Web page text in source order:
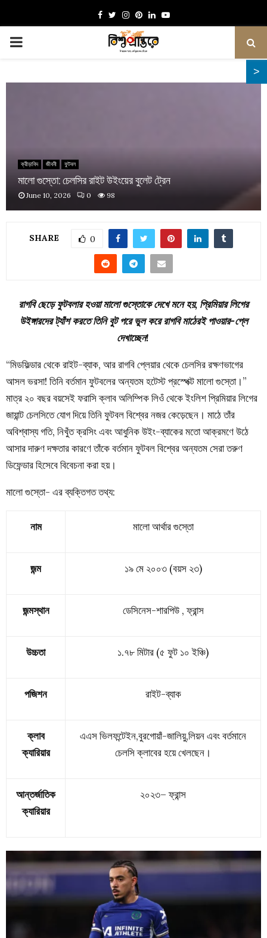
Facebook
TwitterInstagram
Pinterest
LinkedinYoutube
PRIMARY
ক্রীড়াবিদ জীবনী ফুটবল
মালো গুস্তো: চেলসির রাইট উইংয়ের বুলেট ট্রেন
June 10, 2026 0 98
SHARE 0
রাগবি ছেড়ে ফুটবলার হওয়া মালো গুস্তোকে দেখে মনে হয়, প্রিমিয়ার লিগের
উইঙ্গারদের ট্যাঁশ করতে তিনি বুট পরে ভুল করে রাগবি মাঠেরই পাওয়ার-প্লে
দেখাচ্ছেন!
“মিডফিল্ডার থেকে রাইট-ব্যাক, আর রাগবি প্লেয়ার থেকে চেলসির রক্ষণভাগের
আসল ভরসা! তিনি বর্তমান ফুটবলের অন্যতম হটেস্ট প্রস্পেক্ট মালো গুস্তো।”
মাত্র ২০ বছর বয়সেই ফরাসি ক্লাব অলিম্পিক লিওঁ থেকে ইংলিশ প্রিমিয়ার লিগের
জায়ান্ট চেলসিতে যোগ দিয়ে তিনি ফুটবল বিশ্বের নজর কেড়েছেন। মাঠে তাঁর
অবিশ্বাস্য গতি, নিখুঁত ক্রসিং এবং আধুনিক উইং-ব্যাকের মতো আক্রমণে উঠে
আসার দারুণ দক্ষতার কারণে তাঁকে বর্তমান ফুটবল বিশ্বের অন্যতম সেরা তরুণ
ডিফেন্ডার হিসেবে বিবেচনা করা হয়।
মালো গুস্তো- এর ব্যক্তিগত তথ্য:
নাম মালো আর্থার গুস্তো
জন্ম ১৯ মে ২০০৩ (বয়স ২৩)
জন্মস্থান ডেসিনেস-শারপিউ , ফ্রান্স
উচ্চতা ১.৭৮ মিটার (৫ ফুট ১০ ইঞ্চি)
পজিশন রাইট-ব্যাক
ক্লাব
ক্যারিয়ার
এএস ভিলফন্টেইন,বুরগোয়াঁ-জালিয়ু,লিয়ন এবং বর্তমানে
চেলসি ক্লাবের হয়ে খেলছেন।
আন্তর্জাতিক
ক্যারিয়ার
২০২৩– ফ্রান্স